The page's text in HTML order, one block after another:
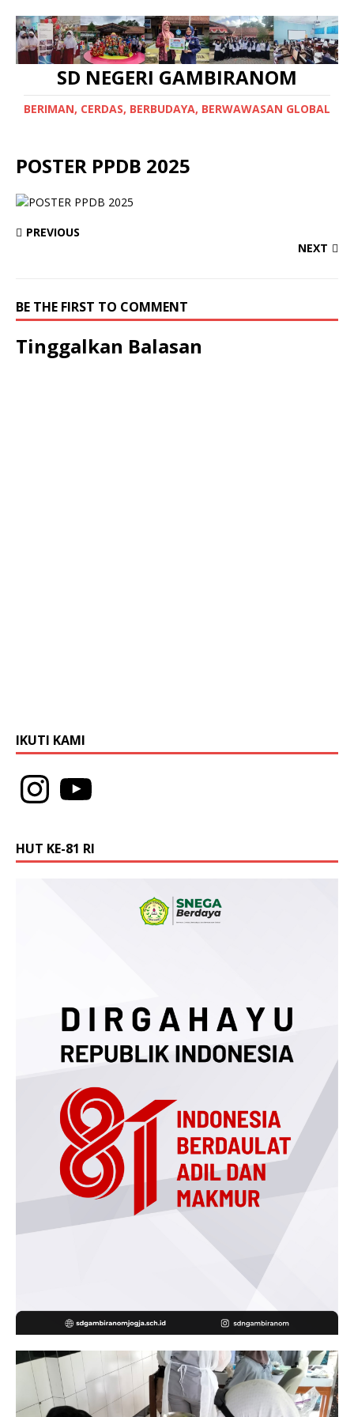
SD NEGERI GAMBIRANOM
BERIMAN, CERDAS, BERBUDAYA, BERWAWASAN GLOBAL
POSTER PPDB 2025
PREVIOUS
NEXT
BE THE FIRST TO COMMENT
Tinggalkan Balasan
IKUTI KAMI
HUT KE-81 RI